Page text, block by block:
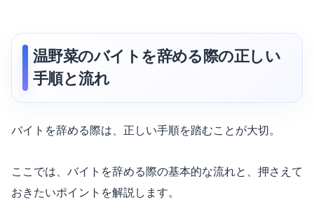
温野菜のバイトを辞める際の正しい
手順と流れ
バイトを辞める際は、正しい手順を踏むことが大切。
ここでは、バイトを辞める際の基本的な流れと、押さえて
おきたいポイントを解説します。